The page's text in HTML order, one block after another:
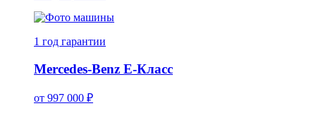
1 год гарантии
Mercedes-Benz E-Класс
от 997 000 ₽